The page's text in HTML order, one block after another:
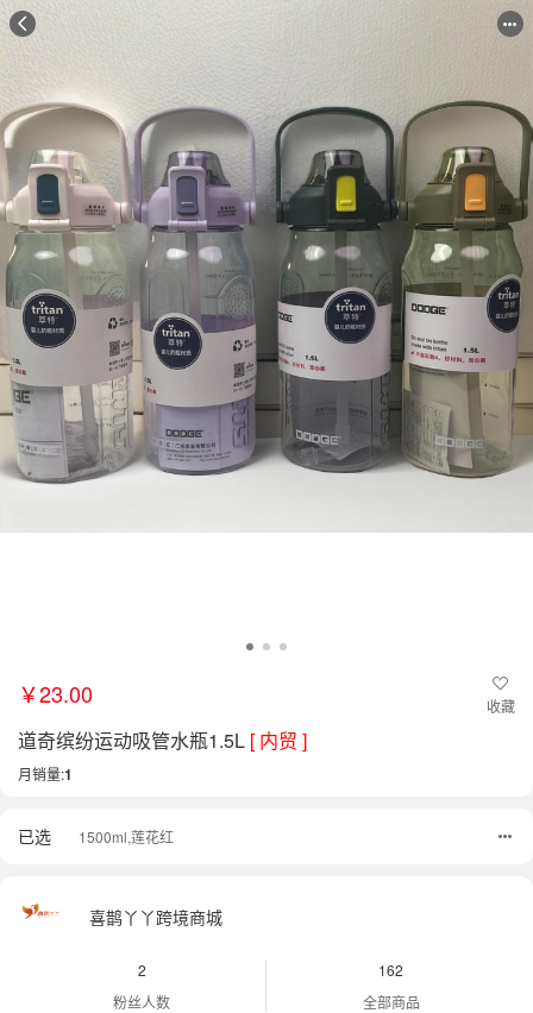
￥23.00 收藏
道奇缤纷运动吸管水瓶1.5L [ 内贸 ]
月销量:1
已选 1500ml,莲花红
喜鹊丫丫跨境商城
2
粉丝人数
162
全部商品